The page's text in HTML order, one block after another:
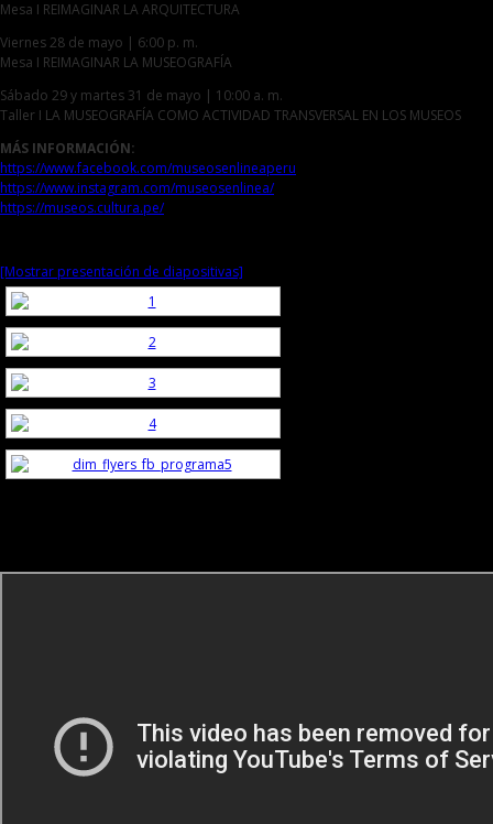
Mesa I REIMAGINAR LA ARQUITECTURA
Viernes 28 de mayo | 6:00 p. m.
Mesa I REIMAGINAR LA MUSEOGRAFÍA
Sábado 29 y martes 31 de mayo | 10:00 a. m.
Taller I LA MUSEOGRAFÍA COMO ACTIVIDAD TRANSVERSAL EN LOS MUSEOS
MÁS INFORMACIÓN:
https://www.facebook.com/museosenlineaperu
https://www.instagram.com/museosenlinea/
https://museos.cultura.pe/
[Mostrar presentación de diapositivas]